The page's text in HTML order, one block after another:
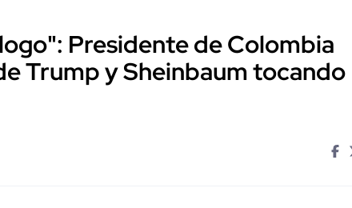
Presidente de Colombia
Trump y Sheinbaum tocando